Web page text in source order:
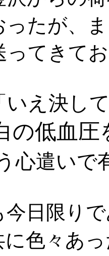
ったが、
ってきて
いえ決し
の低血
心遣いで
日限り
に色々あ